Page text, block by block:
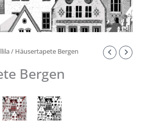
/ Häusertapete Bergen
Bergen